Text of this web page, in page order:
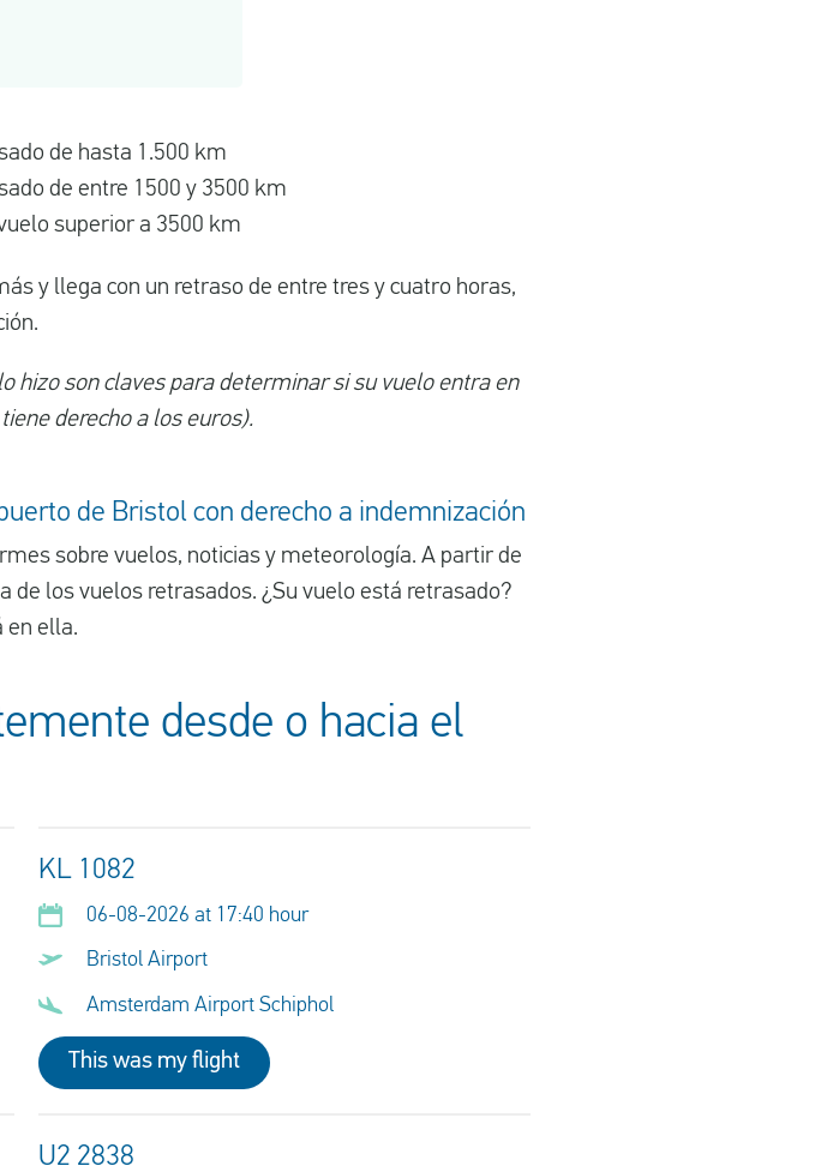
de hasta 1.500 km
de entre 1500 y 3500 km
superior a 3500 km
y llega con un retraso de entre tres y cuatro horas,
hizo son claves para determinar si su vuelo entra en
derecho a los euros).
de Bristol con derecho a indemnización
sobre vuelos, noticias y meteorología. A partir de
los vuelos retrasados. ¿Su vuelo está retrasado?
en ella.
desde o hacia el
KL 1082
06-08-2026 at 17:40 hour
Bristol Airport
Amsterdam Airport Schiphol
This was my flight
U2 2838